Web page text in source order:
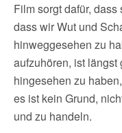
Film sorgt dafür,
dass wir Wut und
hinweggesehen zu
aufzuhören, ist längst
hingesehen zu
es ist kein Grund,
und zu handeln.